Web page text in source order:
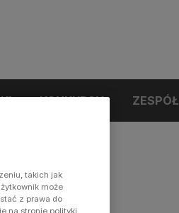
KONKURSY ZESPÓŁ
takich jak
może
z prawa do